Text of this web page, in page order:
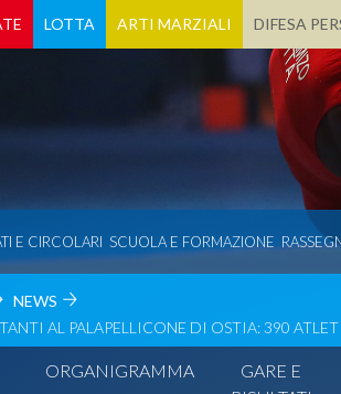
LOTTA ARTI MARZIALI DIFESA
E CIRCOLARI SCUOLA E FORMAZIONE
NEWS
AL PALAPELLICONE DI OSTIA: 390
ORGANIGRAMMA
GARE E